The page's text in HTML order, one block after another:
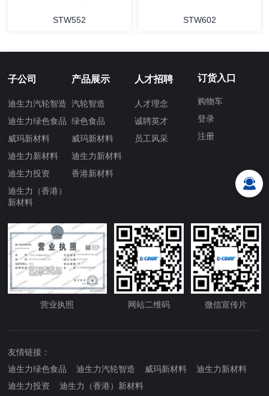
STW552 STW602
子公司
迪生力汽轮智造
迪生力绿色食品
威玛新材料
迪生力新材料
迪生力投资
迪生力（香港）
新材料
产品展示
汽轮智造
绿色食品
威玛新材料
迪生力新材料
香港新材料
人才招聘
人才理念
诚聘英才
员工风采
订货入口
购物车
登录
注册
营业执照 网站二维码 微信宣传片
友情链接：
迪生力绿色食品
迪生力汽轮智造 威玛新材料
迪生力新材料
迪生力投资
迪生力（香港）新材料